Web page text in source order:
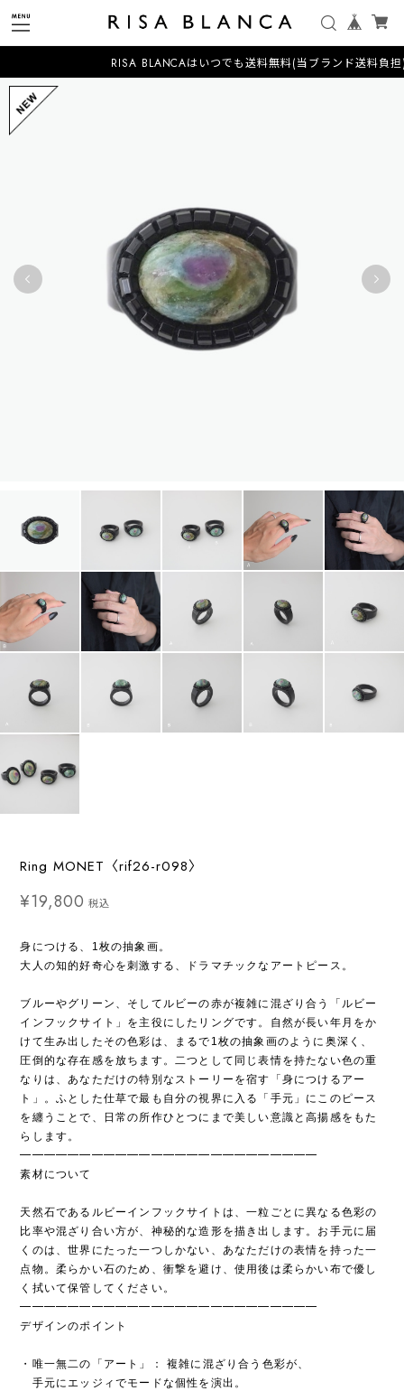
RISA BLANCAはいつでも送料無料(当ブランド送料負担)
Ring MONET〈rif26-r098〉
¥19,800 税込
身につける、1枚の抽象画。
大人の知的好奇心を刺激する、ドラマチックなアートピース。
ブルーやグリーン、そしてルビーの赤が複雑に混ざり合う「ルビー
インフックサイト」を主役にしたリングです。自然が長い年月をか
けて生み出したその色彩は、まるで1枚の抽象画のように奥深く、
圧倒的な存在感を放ちます。二つとして同じ表情を持たない色の重
なりは、あなただけの特別なストーリーを宿す「身につけるアー
ト」。ふとした仕草で最も自分の視界に入る「手元」にこのピース
を纏うことで、日常の所作ひとつにまで美しい意識と高揚感をもた
らします。
━━━━━━━━━━━━━━━━━━━━━━━━━
素材について
天然石であるルビーインフックサイトは、一粒ごとに異なる色彩の
比率や混ざり合い方が、神秘的な造形を描き出します。お手元に届
くのは、世界にたった一つしかない、あなただけの表情を持った一
点物。柔らかい石のため、衝撃を避け、使用後は柔らかい布で優し
く拭いて保管してください。
━━━━━━━━━━━━━━━━━━━━━━━━━
デザインのポイント
・唯一無二の「アート」： 複雑に混ざり合う色彩が、
手元にエッジィでモードな個性を演出。